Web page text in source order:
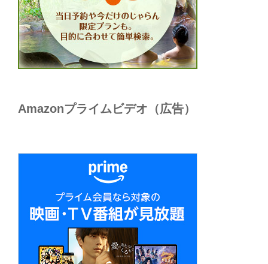
Amazonプライムビデオ（広告）